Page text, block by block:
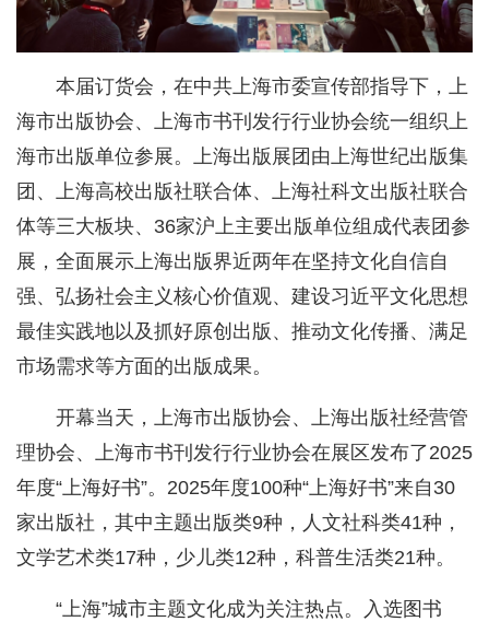
本届订货会，在中共上海市委宣传部指导下，上
海市出版协会、上海市书刊发行行业协会统一组织上
海市出版单位参展。上海出版展团由上海世纪出版集
团、上海高校出版社联合体、上海社科文出版社联合
体等三大板块、36家沪上主要出版单位组成代表团参
展，全面展示上海出版界近两年在坚持文化自信自
强、弘扬社会主义核心价值观、建设习近平文化思想
最佳实践地以及抓好原创出版、推动文化传播、满足
市场需求等方面的出版成果。
开幕当天，上海市出版协会、上海出版社经营管
理协会、上海市书刊发行行业协会在展区发布了2025
年度“上海好书”。2025年度100种“上海好书”来自30
家出版社，其中主题出版类9种，人文社科类41种，
文学艺术类17种，少儿类12种，科普生活类21种。
“上海”城市主题文化成为关注热点。入选图书